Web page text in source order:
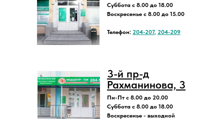
Суббота с 8.00 до 18.00
Воскресенье с 8.00 до 15.00
Телефон: 204-207, 204-209
3-й пр-д
Рахманинова, 3
Пн-Пт с 8.00 до 20.00
Суббота с 8.00 до 18.00
Воскресенье - выходной